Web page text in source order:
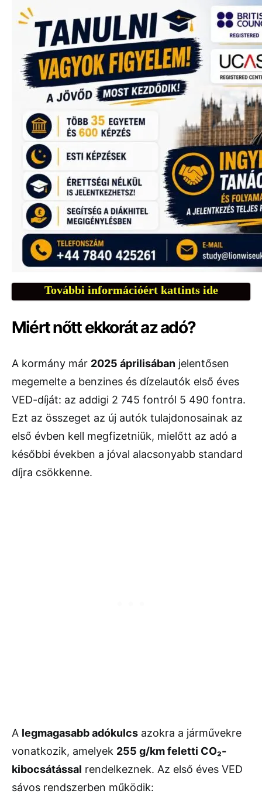
További információért kattints ide
Miért nőtt ekkorát az adó?
A kormány már 2025 áprilisában jelentősen
megemelte a benzines és dízelautók első éves
VED-díját: az addigi 2 745 fontról 5 490 fontra.
Ezt az összeget az új autók tulajdonosainak az
első évben kell megfizetniük, mielőtt az adó a
későbbi években a jóval alacsonyabb standard
díjra csökkenne.
A legmagasabb adókulcs azokra a járművekre
vonatkozik, amelyek 255 g/km feletti CO₂-
kibocsátással rendelkeznek. Az első éves VED
sávos rendszerben működik: